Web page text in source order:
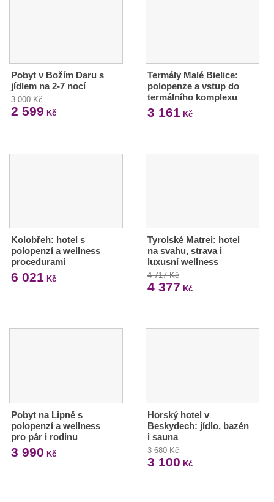
Pobyt v Božím Daru s
jídlem na 2-7 nocí
3 000 Kč
2 599 Kč
Termály Malé Bielice:
polopenze a vstup do
termálního komplexu
3 161 Kč
Kolobřeh: hotel s
polopenzí a wellness
procedurami
6 021 Kč
Tyrolské Matrei: hotel
na svahu, strava i
luxusní wellness
4 717 Kč
4 377 Kč
Pobyt na Lipně s
polopenzí a wellness
pro pár i rodinu
3 990 Kč
Horský hotel v
Beskydech: jídlo, bazén
i sauna
3 680 Kč
3 100 Kč